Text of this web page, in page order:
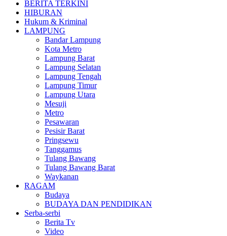
BERITA TERKINI
HIBURAN
Hukum & Kriminal
LAMPUNG
Bandar Lampung
Kota Metro
Lampung Barat
Lampung Selatan
Lampung Tengah
Lampung Timur
Lampung Utara
Mesuji
Metro
Pesawaran
Pesisir Barat
Pringsewu
Tanggamus
Tulang Bawang
Tulang Bawang Barat
Waykanan
RAGAM
Budaya
BUDAYA DAN PENDIDIKAN
Serba-serbi
Berita Tv
Video